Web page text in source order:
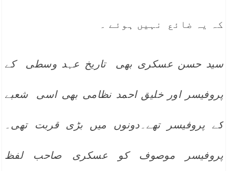
کہ یہ ضائع نہیں ہوئے ۔
سید حسن عسکری بھی تاریخ عہد وسطی کے
پروفیسر اور خلیق احمد نظامی بھی اسی شعبے
کے پروفیسر تھے۔دونوں میں بڑی قربت تھی۔
پروفیسر موصوف کو عسکری صاحب لفظ